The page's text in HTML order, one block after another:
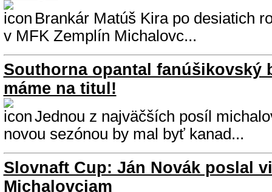
Brankár Matúš Kira po desiatich
v MFK Zemplín Michalovc...
Southorna opantal fanúšikovský
máme na titul!
Jednou z najväčších posíl
novou sezónou by mal byť kanad...
Slovnaft Cup: Ján Novák poslal
Michalovciam